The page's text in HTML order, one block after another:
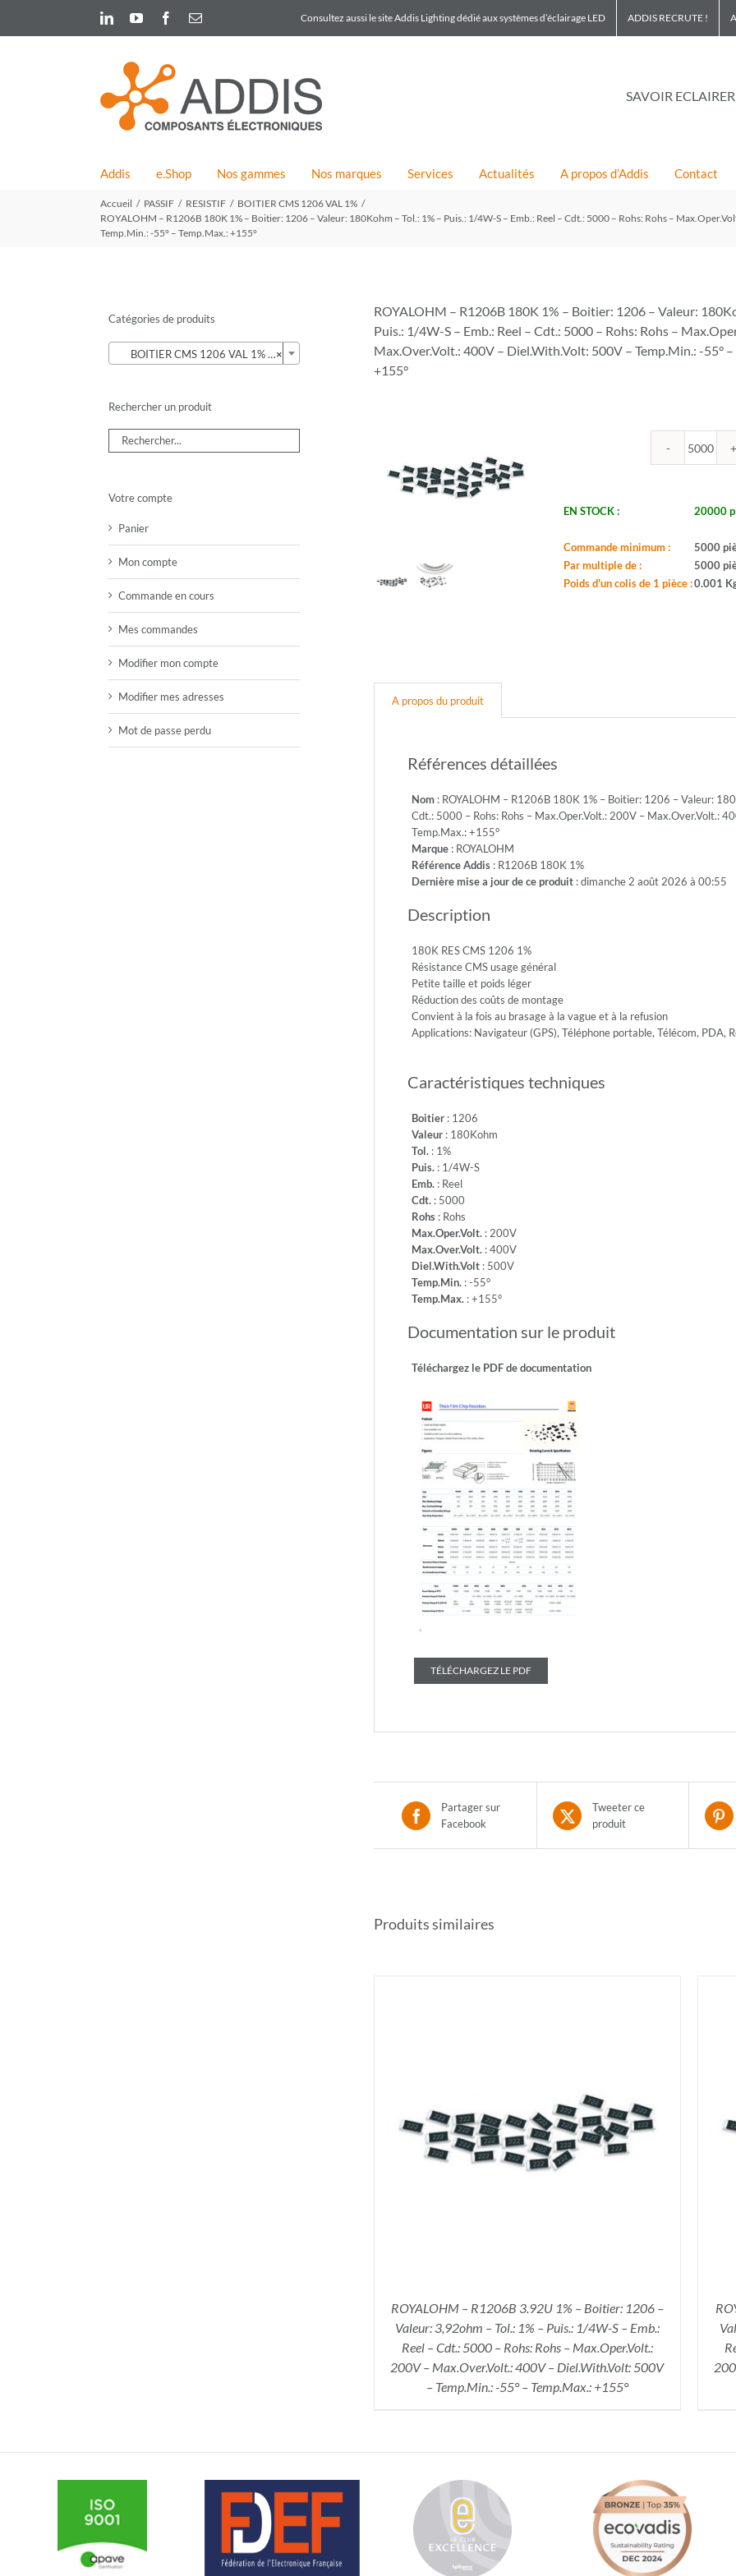
content
LinkedInYouTubeFacebook
Email Consultez aussi le site Addis Lighting dédié aux systèmes d’éclairage LED ADDIS RECRUTE !
SAVOIR
Addis e.Shop Nos gammes Nos marques Services Actualités A propos d’Addis Contact
Accueil PASSIF RESISTIF
BOITIER CMS 1206 VAL 1%
ROYALOHM – R1206B 180K 1% – Boitier: 1206 – Valeur: 180Kohm – Tol.: 1% – Puis.: 1/4W-S – Emb.: Reel – Cdt.: 5000 – Rohs: Rohs –
Temp.Min.: -55° – Temp.Max.: +155°
ROYALOHM – R1206B 180K 1% – Boitier: 1206 – Valeur:
Puis.: 1/4W-S – Emb.: Reel – Cdt.: 5000 – Rohs: Rohs –
Max.Over.Volt.: 400V – Diel.With.Volt: 500V – Temp.Min.: -55° –
+155°
-
1%
-
Boitier:
-
Emb.:
Reel
-
-
EN STOCK : 20000
Commande minimum :
5000
Par multiple de :
5000
Poids d'un colis de 1 pièce :0.001
A propos du produit
Références détaillées
Nom : ROYALOHM – R1206B 180K 1% – Boitier: 1206 – Valeur:
Cdt.: 5000 – Rohs: Rohs – Max.Oper.Volt.: 200V – Max.Over.Volt.:
Temp.Max.: +155°
Marque : ROYALOHM
Référence Addis : R1206B 180K 1%
Dernière mise a jour de ce produit : dimanche 2 août 2026 à 00:55
Description
180K RES CMS 1206 1%
Résistance CMS usage général
Petite taille et poids léger
Réduction des coûts de montage
Convient à la fois au brasage à la vague et à la refusion
Applications: Navigateur (GPS), Téléphone portable, Télécom, PDA,
Caractéristiques techniques
Boitier : 1206
Valeur : 180Kohm
Tol. : 1%
Puis. : 1/4W-S
Emb. : Reel
Cdt. : 5000
Rohs : Rohs
Max.Oper.Volt. : 200V
Max.Over.Volt. : 400V
Diel.With.Volt : 500V
Temp.Min. : -55°
Temp.Max. : +155°
Documentation sur le produit
Téléchargez le PDF de documentation
TÉLÉCHARGEZ LE PDF
Partager sur
Facebook
Tweeter ce
produit
Produits similaires
ROYALOHM – R1206B 3.92U 1% – Boitier: 1206 –
Valeur: 3,92ohm – Tol.: 1% – Puis.: 1/4W-S – Emb.:
Reel – Cdt.: 5000 – Rohs: Rohs – Max.Oper.Volt.:
200V – Max.Over.Volt.: 400V – Diel.With.Volt: 500V
– Temp.Min.: -55° – Temp.Max.: +155°
AJOUTER AU PANIER / DÉTAILS
Catégories de produits
×
BOITIER CMS 1206 VAL 1% (366)
Rechercher un produit
Votre compte
Panier
Mon compte
Commande en cours
Mes commandes
Modifier mon compte
Modifier mes adresses
Mot de passe perdu